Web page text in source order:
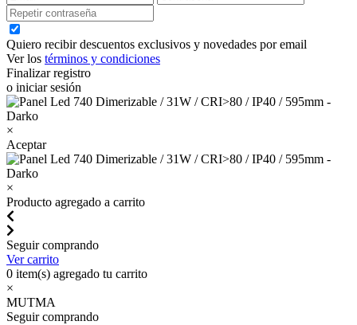
Quiero recibir descuentos exclusivos y novedades por email
Ver los términos y condiciones
Finalizar registro
o iniciar sesión
×
Aceptar
×
Producto agregado a carrito
Seguir comprando
Ver carrito
0 item(s) agregado tu carrito
×
MUTMA
Seguir comprando